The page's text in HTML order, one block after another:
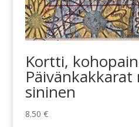
Kortti,
sininen
8.50 €